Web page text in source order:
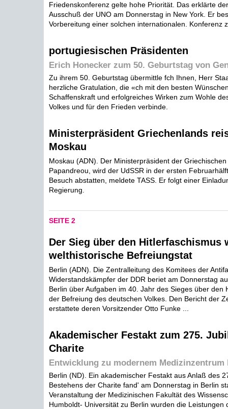
Friedenskonferenz gelte hohe Priorität. Das erklärte
Ausschuß der UNO am Donnerstag in New York. Er
Vorbereitung einer solchen internationalen. Konferenz
portugiesischen Präsidenten
Erich Honecker zum 50. Geburtstag von
Zu ihrem 50. Geburtstag übermittle fch Ihnen, Herr
herzliche Gratulation, die «ch mit den besten
Schaffenskraft und erfolgreiches Wirken zum Wohle
Volkes und für den Frieden verbinde.
Ministerpräsident Griechenlands
Moskau
Moskau (ADN). Der Ministerpräsident der
Papandreou, wird der UdSSR in der ersten
Besuch abstatten, meldete TASS. Er folgt einer
Regierung.
SEITE 2
Der Sieg über den Hitlerfaschismus
welthistorische Befreiungstat
Berlin (ADN). Die Zentralleitung des Komitees der
Widerstandskämpfer der DDR beriet am Donnerstag
Berlin über Aufgaben im 40. Jahr des Sieges über den
der Befreiung des deutschen Volkes. Den Bericht der
erstattete deren Vorsitzender Otto Funke ...
Akademischer Festakt zum 275.
Charite
Entwicklung zu modernem Medizinzentrum
Berlin (ND). Ein akademischer Festakt aus Anlaß des
Bestehens der Charite fand' am Donnerstag in Berlin
Veranstaltung der Medizinischen Fakultät des
Humboldt- Universität zu Berlin wurden die Leistungen